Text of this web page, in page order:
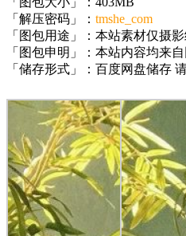
「解压密码」： tmshe_com
「图包用途」：本站素材仅摄
「图包申明」：本站内容均来
「储存形式」：百度网盘储存